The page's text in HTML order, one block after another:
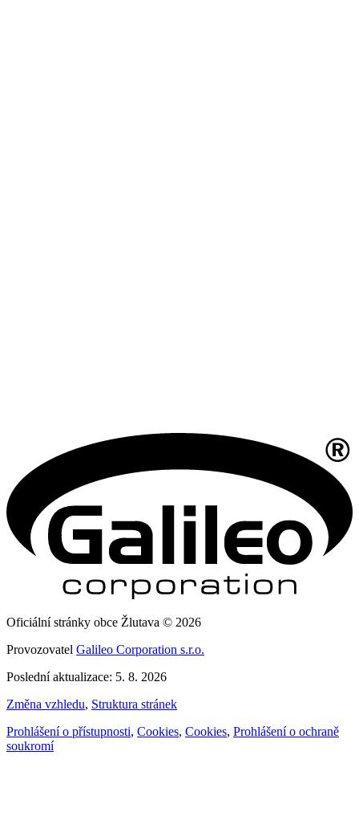
Oficiální stránky obce Žlutava © 2026
Provozovatel Galileo Corporation s.r.o.
Poslední aktualizace: 5. 8. 2026
Změna vzhledu, Struktura stránek
Prohlášení o přístupnosti, Cookies, Cookies, Prohlášení o ochraně
soukromí